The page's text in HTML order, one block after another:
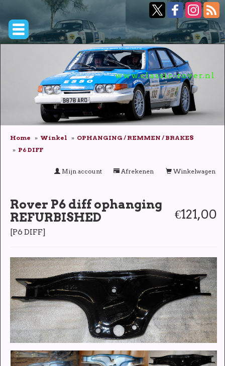
www.classic-rover.nl
Home Winkel
OPHANGING / REMMEN / BRAKES
P6 DIFF
Winkelwagen
Afrekenen
Mijn account
€121,00
Rover P6 diff ophanging
REFURBISHED
[P6 DIFF]